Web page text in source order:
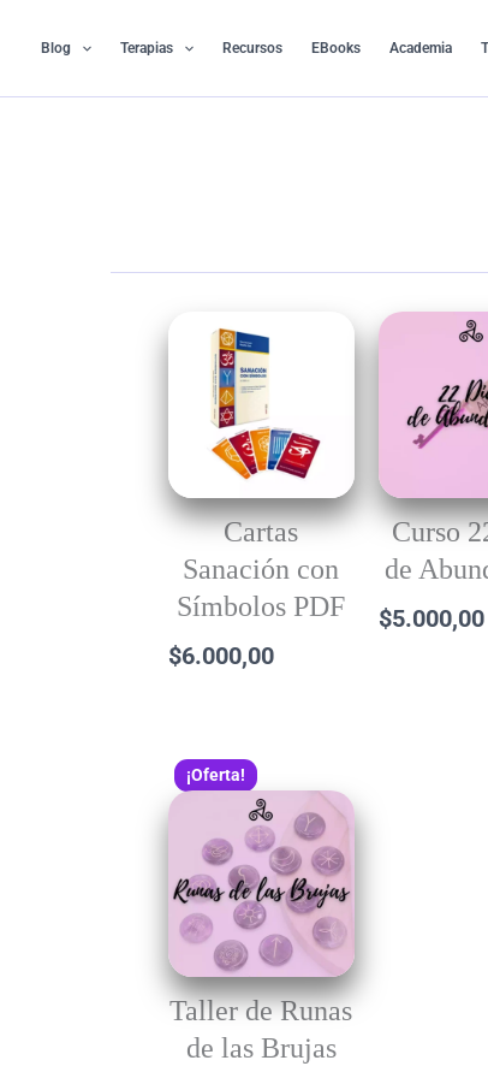
Blog Terapias Recursos EBooks Academia
Cartas
Sanación con
Símbolos PDF
$6.000,00
Curso
de
$5.000,00
¡Oferta!
Taller de Runas
de las Brujas
El
precio
original
era:
$8.500,00.
precio
actual
es:
$7.000,00.